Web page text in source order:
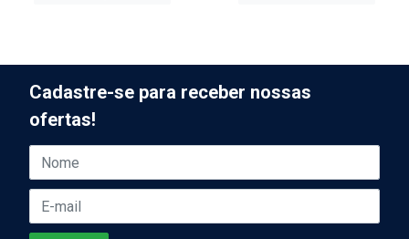
Cadastre-se para receber nossas
ofertas!